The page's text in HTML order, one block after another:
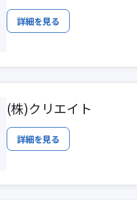
詳細を見る
(株)クリエイト
詳細を見る